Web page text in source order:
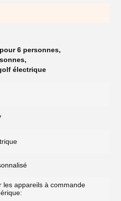
6 personnes,
,
électrique
les appareils à commande